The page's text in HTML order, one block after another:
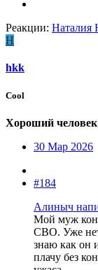
Реакции: Наталия
H
hkk
Cool
Хороший человек
30 Мар 2026
#184
Алиныч
Мой муж
СВО. Уже нет
знаю как он
плачу без